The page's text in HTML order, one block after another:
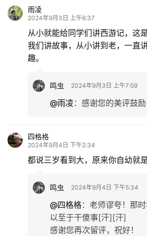
雨凌
2024年9月3日 上午6:37
从小就能给同学们讲西游记，这
我们讲故事，从小讲到老，一直
趣。
鸣虫 2024年9月3日 上午7:59
@雨凌 ： 感谢您的美评鼓励
四格格
2024年9月4日 下午2:34
都说三岁看到大，原来你自幼就
鸣虫 2024年9月4日 下午5:34
@四格格： 老师谬夸！那时
以至于干傻事[汗][汗]
感谢您再次留评，祝好！